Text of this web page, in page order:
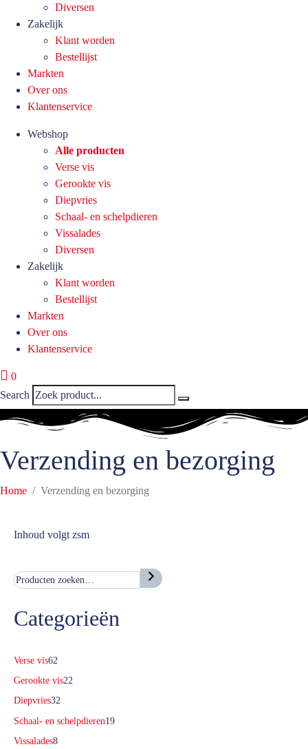
Diversen
Zakelijk
Klant worden
Bestellijst
Markten
Over ons
Klantenservice
Webshop
Alle producten
Verse vis
Gerookte vis
Diepvries
Schaal- en schelpdieren
Vissalades
Diversen
Zakelijk
Klant worden
Bestellijst
Markten
Over ons
Klantenservice
0
Search
Verzending en bezorging
Home Verzending en bezorging
Inhoud volgt zsm
Categorieën
Verse vis62
Gerookte vis22
Diepvries32
Schaal- en schelpdieren1919
Vissalades88